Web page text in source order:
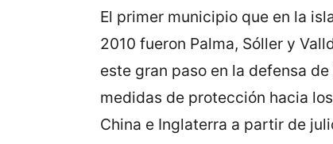
El primer municipio que en la
2010 fueron Palma, Sóller y
este gran paso en la defensa
medidas de protección hacia
China e Inglaterra a partir de